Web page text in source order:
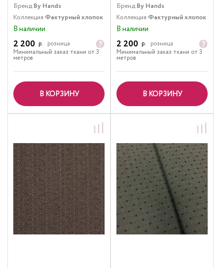
Бренд:By Hands
Коллекция:Фактурный хлопок
В наличии
2 200 р.
розница
Минимальный заказ ткани от 3
метров
В КОРЗИНУ
Бренд:By Hands
Коллекция:Фактурный хлопок
В наличии
2 200 р.
розница
Минимальный заказ ткани от 3
метров
В КОРЗИНУ